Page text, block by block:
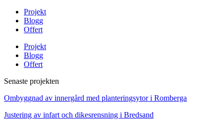
Projekt
Blogg
Offert
Projekt
Blogg
Offert
Senaste projekten
Ombyggnad av innergård med planteringsytor i Romberga
Justering av infart och dikesrensning i Bredsand